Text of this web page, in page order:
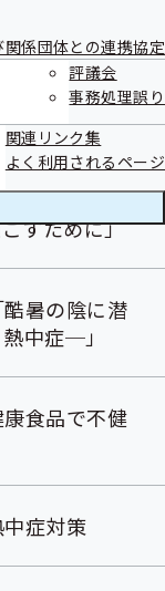
係団体との連携協定
評議会
事務処理誤り
関連リンク集
よく利用されるページ
イオシミ
むをえない
すために」
暑の陰に潜
中症─」
食品で不健
症対策